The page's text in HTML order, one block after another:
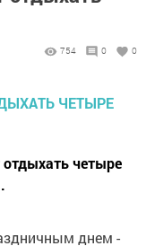
754 0 0
отдыхать четыре
днем -